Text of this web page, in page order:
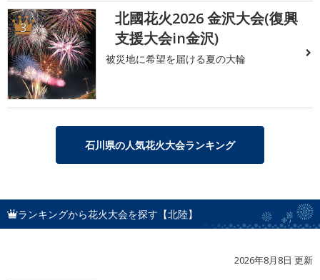
3
北國花火2026 金沢大会(復興
支援大会in金沢)
被災地に希望を届ける夏の大輪
石川県の人気花火大会ランキング
ランキングから花火大会を探す【北陸】
2026年8月8日 更新